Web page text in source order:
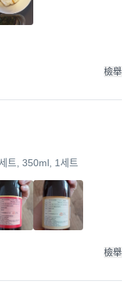
檢舉
트, 350ml, 1세트
檢舉